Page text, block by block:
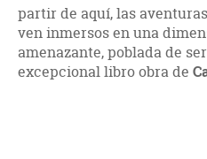
partir de aquí, las
ven inmersos en una
amenazante, poblada de
excepcional libro obra de